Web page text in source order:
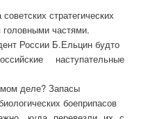
стратегических
частями.
России Б.Ельцин будто
наступательные
деле? Запасы
боеприпасов